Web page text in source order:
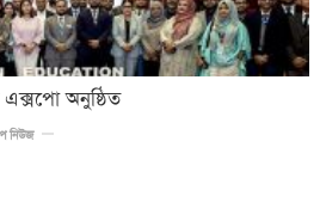
এক্সপো অনুষ্ঠিত
নিউজ